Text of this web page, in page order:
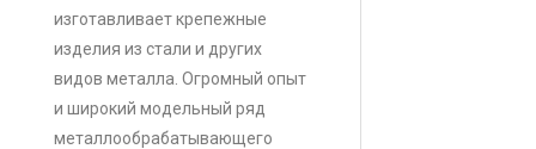
изготавливает крепежные
изделия из стали и других
видов металла. Огромный опыт
и широкий модельный ряд
металлообрабатывающего